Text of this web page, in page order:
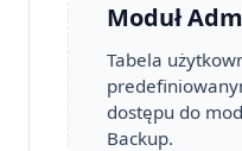
Moduł
Tabela
dostępu do
Backup.